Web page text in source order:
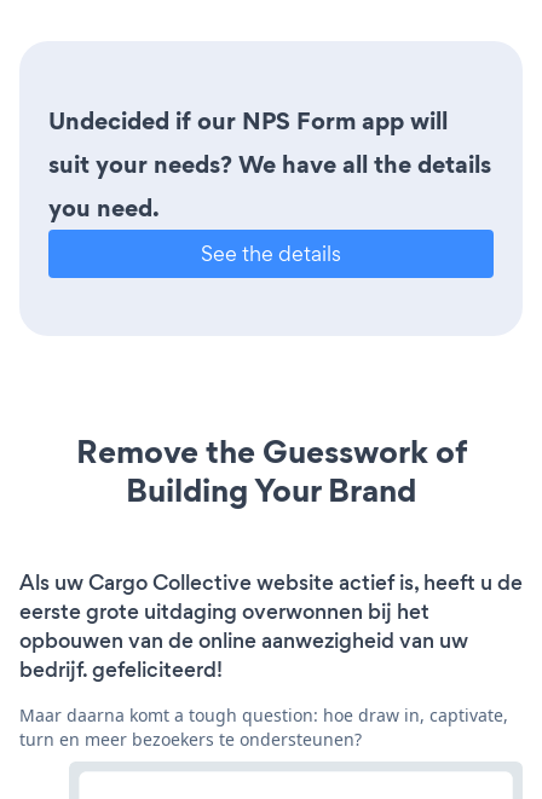
Undecided if our NPS Form app will
suit your needs? We have all the details
you need.
See the details
Remove the Guesswork of
Building Your Brand
Als uw Cargo Collective website actief is, heeft u de
eerste grote uitdaging overwonnen bij het
opbouwen van de online aanwezigheid van uw
bedrijf. gefeliciteerd!
Maar daarna komt a tough question: hoe draw in, captivate,
turn en meer bezoekers te ondersteunen?